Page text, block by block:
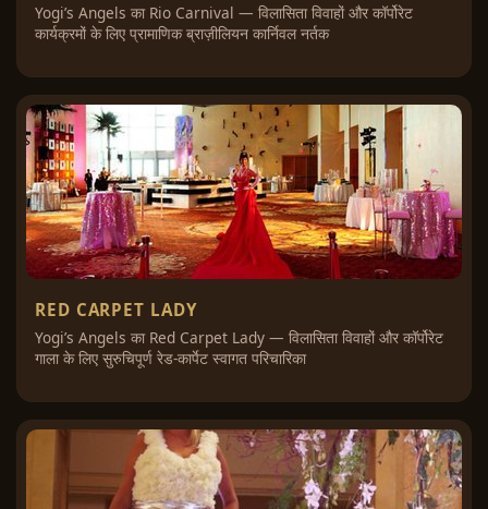
Yogi’s Angels का Rio Carnival — विलासिता विवाहों और कॉर्पोरेट
कार्यक्रमों के लिए प्रामाणिक ब्राज़ीलियन कार्निवल नर्तक
RED CARPET LADY
Yogi’s Angels का Red Carpet Lady — विलासिता विवाहों और कॉर्पोरेट
गाला के लिए सुरुचिपूर्ण रेड-कार्पेट स्वागत परिचारिका